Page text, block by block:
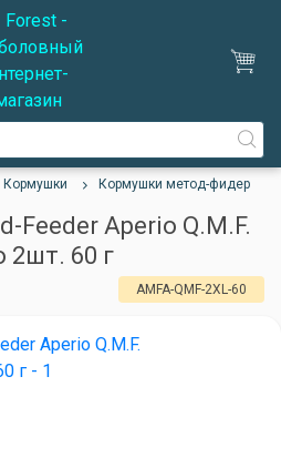
Кормушки Кормушки метод-фидер
Feeder Aperio Q.M.F.
2шт. 60 г
AMFA-QMF-2XL-60